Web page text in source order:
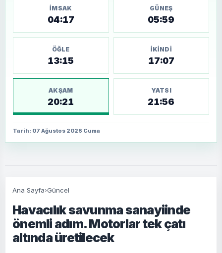
İMSAK
04:17
GÜNEŞ
05:59
ÖĞLE
13:15
İKINDI
17:07
AKŞAM
20:21
YATSI
21:56
Tarih: 07 Ağustos 2026 Cuma
Ana Sayfa›Güncel
Havacılık savunma sanayiinde
önemli adım. Motorlar tek çatı
altında üretilecek